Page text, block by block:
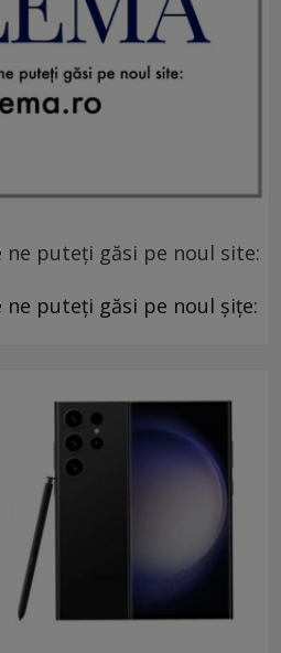
puteți găsi pe noul site:
puteți găsi pe noul șițe: